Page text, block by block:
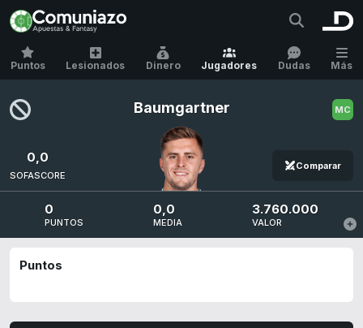
Puntos Lesionados Dinero Jugadores Dudas Más
Baumgartner
Comparar
0,0
SOFASCORE
0
PUNTOS
0,0
MEDIA
3.760.000
VALOR
Puntos